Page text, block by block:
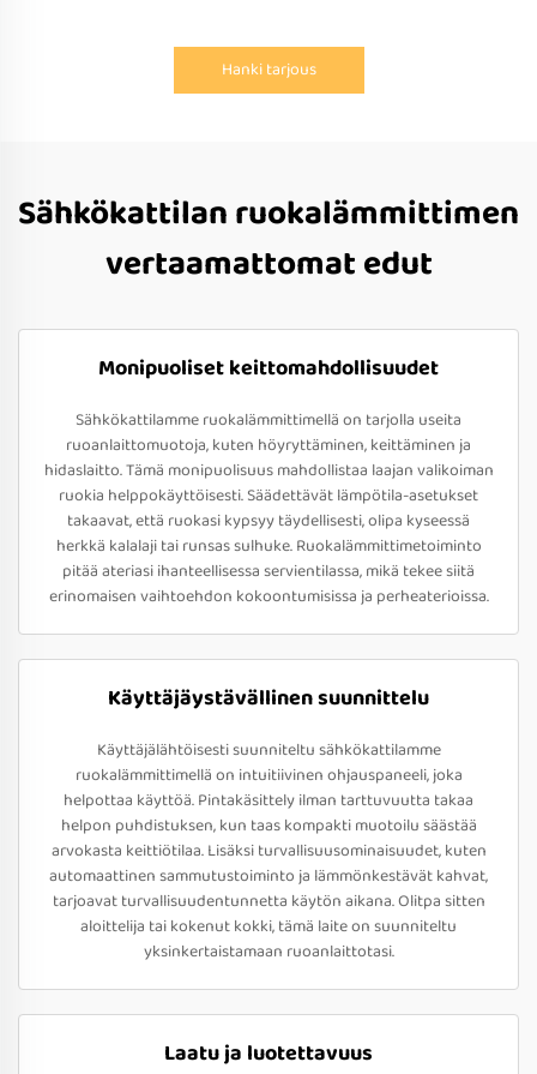
Hanki tarjous
Sähkökattilan ruokalämmittimen
vertaamattomat edut
Monipuoliset keittomahdollisuudet
Sähkökattilamme ruokalämmittimellä on tarjolla useita
ruoanlaittomuotoja, kuten höyryttäminen, keittäminen ja
hidaslaitto. Tämä monipuolisuus mahdollistaa laajan valikoiman
ruokia helppokäyttöisesti. Säädettävät lämpötila-asetukset
takaavat, että ruokasi kypsyy täydellisesti, olipa kyseessä
herkkä kalalaji tai runsas sulhuke. Ruokalämmittimetoiminto
pitää ateriasi ihanteellisessa servientilassa, mikä tekee siitä
erinomaisen vaihtoehdon kokoontumisissa ja perheaterioissa.
Käyttäjäystävällinen suunnittelu
Käyttäjälähtöisesti suunniteltu sähkökattilamme
ruokalämmittimellä on intuitiivinen ohjauspaneeli, joka
helpottaa käyttöä. Pintakäsittely ilman tarttuvuutta takaa
helpon puhdistuksen, kun taas kompakti muotoilu säästää
arvokasta keittiötilaa. Lisäksi turvallisuusominaisuudet, kuten
automaattinen sammutustoiminto ja lämmönkestävät kahvat,
tarjoavat turvallisuudentunnetta käytön aikana. Olitpa sitten
aloittelija tai kokenut kokki, tämä laite on suunniteltu
yksinkertaistamaan ruoanlaittotasi.
Laatu ja luotettavuus